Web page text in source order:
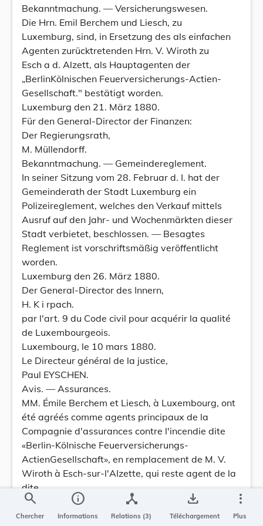
Bekanntmachung. — Versicherungswesen.
Die Hrn. Emil Berchem und Liesch, zu
Luxemburg, sind, in Ersetzung des als einfachen
Agenten zurücktretenden Hrn. V. Wiroth zu
Esch a d. Alzett, als Hauptagenten der
„BerlinKölnischen Feuerversicherungs-Actien-
Gesellschaft." bestätigt worden.
Luxemburg den 21. März 1880.
Für den General-Director der Finanzen:
Der Regierungsrath,
M. Müllendorff.
Bekanntmachung. — Gemeindereglement.
In seiner Sitzung vom 28. Februar d. I. hat der
Gemeinderath der Stadt Luxemburg ein
Polizeireglement, welches den Verkauf mittels
Ausruf auf den Jahr- und Wochenmärkten dieser
Stadt verbietet, beschlossen. — Besagtes
Reglement ist vorschriftsmäßig veröffentlicht
worden.
Luxemburg den 26. März 1880.
Der General-Director des Innern,
H. K i rpach.
par l'art. 9 du Code civil pour acquérir la qualité
de Luxembourgeois.
Luxembourg, le 10 mars 1880.
Le Directeur général de la justice,
Paul EYSCHEN.
Avis. — Assurances.
MM. Émile Berchem et Liesch, à Luxembourg, ont
été agréés comme agents principaux de la
Compagnie d'assurances contre l'incendie dite
«Berlin-Kölnische Feuerversicherungs-
ActienGesellschaft», en remplacement de M. V.
Wiroth à Esch-sur-l'AIzette, qui reste agent de la
dite
Compagnie.
Luxembourg, le 21 mars 1880.
search
Chercher
info
Informations
device_hub
Relations (3)
save_alt
Téléchargement
more_vert
Plus